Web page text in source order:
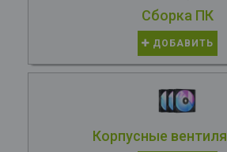
Сборка ПК
ДОБАВИТЬ
Корпусные